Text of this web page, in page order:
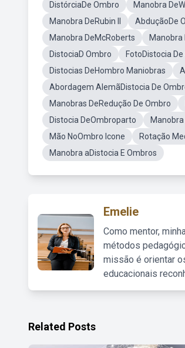
DistórciaDe Ombro
Manobra
Manobra DeRubin II
AbduçãoDe
Manobra DeMcRoberts
Manobra
DistociaD Ombro
FotoDistocia
Distocias DeHombro Maniobras
Abordagem AlemãDistocia De
Manobras DeRedução De Ombro
Distocia DeOmbroparto
Mão NoOmbro Icone
Rotação
Manobra aDistocia E Ombros
Emelie
Como mentor,
métodos
missão é orientar
educacionais
Related Posts